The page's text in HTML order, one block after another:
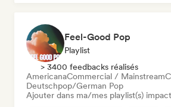
Feel-Good Pop
Playlist
> 3400 feedbacks réalisés
AmericanaCommercial / Mainstream
Deutschpop/German Pop
Ajouter dans ma/mes playlist(s)